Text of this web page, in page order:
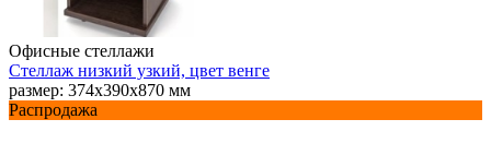
Офисные стеллажи
Стеллаж низкий узкий, цвет венге
размер: 374х390х870 мм
Распродажа